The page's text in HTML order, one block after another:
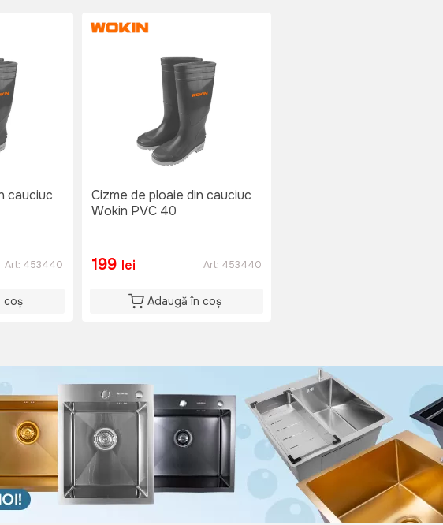
cauciuc
Art: 453440
coș
Cizme de ploaie din cauciuc
Wokin PVC 40
199 lei Art: 453440
Adaugă în coș